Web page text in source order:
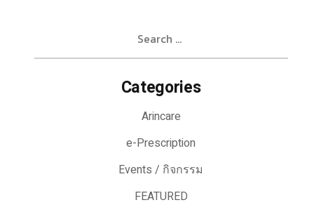
Categories
Arincare
e-Prescription
Events / กิจกรรม
FEATURED